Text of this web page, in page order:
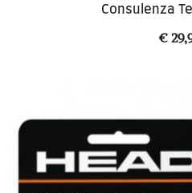
Consulenza
€